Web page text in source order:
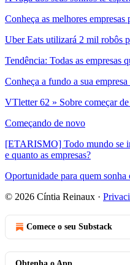
Conheça as melhores
Uber Eats utilizará 2 mil robôs
Tendência: Todas as empresas
Conheça a fundo a sua
VTletter 62 » Sobre começar
Começando de novo
[ETARISMO] Todo mundo se
e quanto as empresas?
Oportunidade para quem
© 2026 Cíntia Reinaux ·
Comece o seu Substack